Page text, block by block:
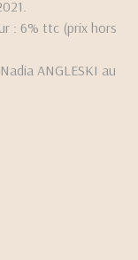
: 6% ttc (prix hors
ANGLESKI au